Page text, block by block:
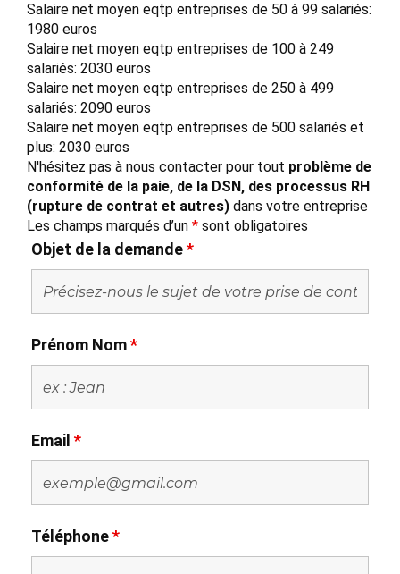
Salaire net moyen eqtp entreprises de 50 à 99 salariés:
1980 euros
Salaire net moyen eqtp entreprises de 100 à 249
salariés: 2030 euros
Salaire net moyen eqtp entreprises de 250 à 499
salariés: 2090 euros
Salaire net moyen eqtp entreprises de 500 salariés et
plus: 2030 euros
N'hésitez pas à nous contacter pour tout problème de
conformité de la paie, de la DSN, des processus RH
(rupture de contrat et autres) dans votre entreprise
Les champs marqués d’un * sont obligatoires
Objet de la demande*
Prénom Nom*
Email *
Téléphone*